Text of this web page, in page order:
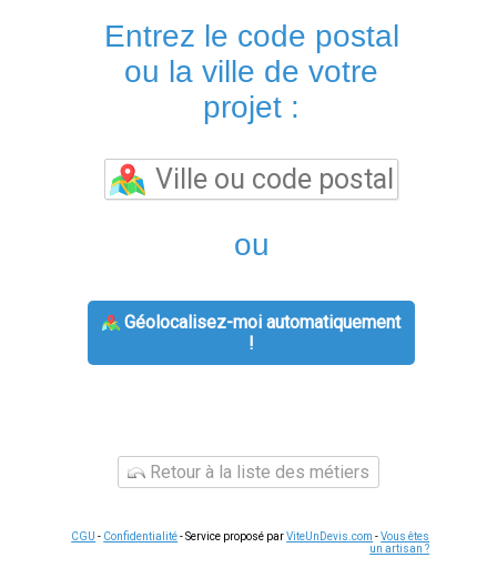
Entrez le code postal
ou la ville de votre
projet :
ou
Géolocalisez-moi automatiquement
!
Retour à la liste des métiers
CGU - Confidentialité- Service proposé parViteUnDevis.com -Vous êtes
un artisan ?